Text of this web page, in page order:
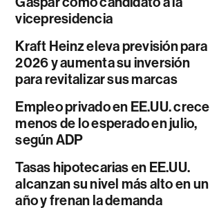
vicepresidencia
Kraft Heinz eleva previsión para
2026 y aumenta su inversión
para revitalizar sus marcas
Empleo privado en EE.UU. crece
menos de lo esperado en julio,
según ADP
Tasas hipotecarias en EE.UU.
alcanzan su nivel más alto en un
año y frenan la demanda